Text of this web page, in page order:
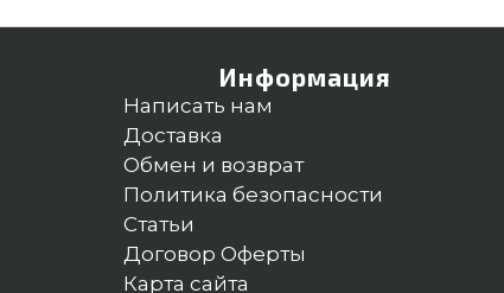
Информация
Написать нам
Доставка
Обмен и возврат
Политика безопасности
Статьи
Договор Оферты
Карта сайта